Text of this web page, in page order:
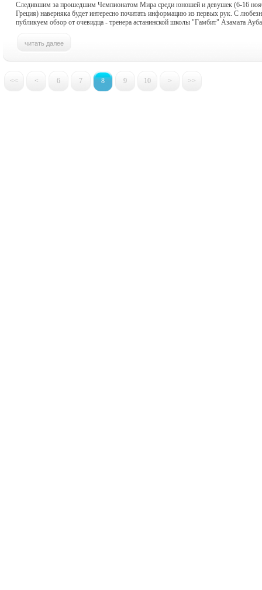
Следившим за прошедшим Чемпионатом Мира среди юношей и девушек (6-16
Греция) наверняка будет интересно почитать информацию из первых рук. С
публикуем обзор от очевидца - тренера астанинской школы "Гамбит" Азамата
<< < 6 7 8 9 10 > >>